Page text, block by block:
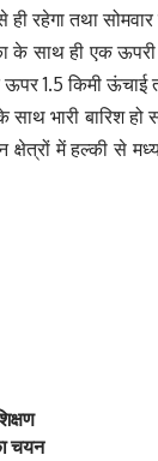
रहेगा तथा
के साथ ही एक
1.5 किमी ऊंचाई
भारी बारिश हो
में हल्की से
चयन